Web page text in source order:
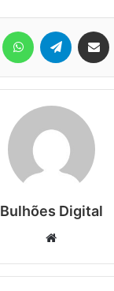
Linkedin WhatsAppTelegram
Bulhões Digital
Website